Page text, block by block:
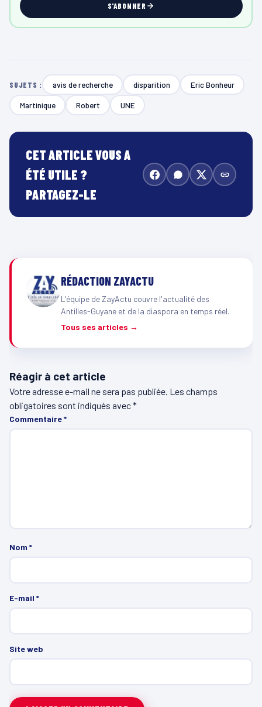
S'ABONNER
SUJETS : avis de recherche disparition Eric Bonheur
Martinique Robert UNE
CET ARTICLE VOUS A
ÉTÉ UTILE ?
PARTAGEZ-LE
RÉDACTION ZAYACTU
L'équipe de ZayActu couvre l'actualité des
Antilles-Guyane et de la diaspora en temps réel.
Tous ses articles →
Réagir à cet article
Votre adresse e-mail ne sera pas publiée. Les champs
obligatoires sont indiqués avec*
Commentaire*
Nom *
E-mail *
Site web